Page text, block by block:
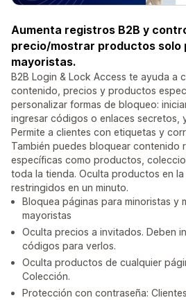
Aumenta registros B2B y
precio/mostrar productos solo
mayoristas.
B2B Login & Lock Access te ayuda a
contenido, precios y productos
personalizar formas de bloqueo:
ingresar códigos o enlaces secretos,
Permite a clientes con etiquetas y
También puedes bloquear contenido
específicas como productos,
toda la tienda. Oculta productos en
restringidos en un minuto.
Bloquea páginas para minoristas y
mayoristas
Oculta precios a invitados. Deben
códigos para verlos.
Oculta productos de cualquier
Colección.
Protección con contraseña: